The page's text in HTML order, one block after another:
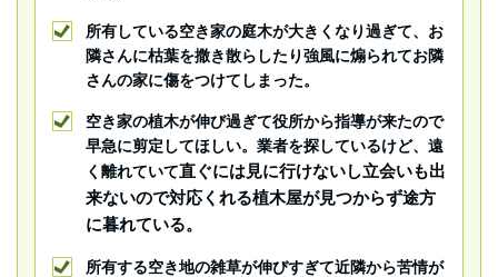
所有している空き家の庭木が大きくなり過ぎて、お
隣さんに枯葉を撒き散らしたり強風に煽られてお隣
さんの家に傷をつけてしまった。
空き家の植木が伸び過ぎて役所から指導が来たので
早急に剪定してほしい。業者を探しているけど、遠
く離れていて直ぐには見に行けないし立会いも出
来ないので対応くれる植木屋が見つからず途方
に暮れている。
所有する空き地の雑草が伸びすぎて近隣から苦情が